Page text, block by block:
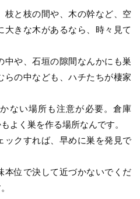
枝と枝の間や、木の幹など、空
きな木があるなら、時々見て
や、石垣の隙間なんかにも巣
らの中なども、ハチたちが棲家
ない場所も注意が必要。倉庫
よく巣を作る場所なんです。
ックすれば、早めに巣を発見で
本位で決して近づかないでくだ